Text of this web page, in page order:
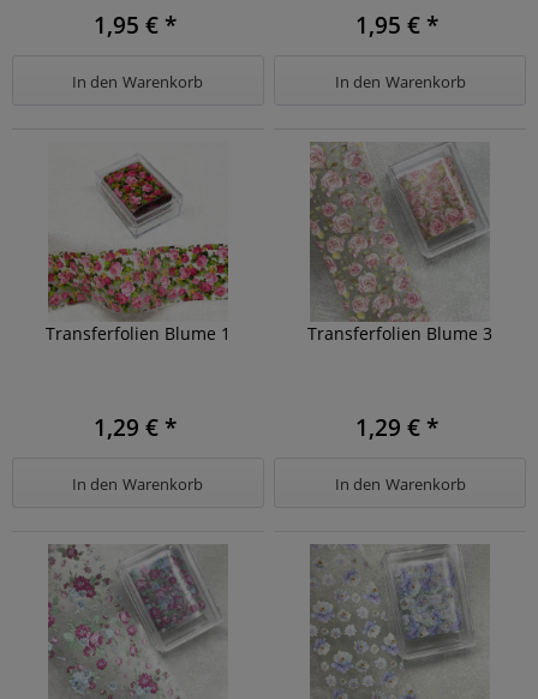
1,95 € *
In den Warenkorb
1,95 € *
In den Warenkorb
Transferfolien Blume 1
1,29 € *
In den Warenkorb
Transferfolien Blume 3
1,29 € *
In den Warenkorb